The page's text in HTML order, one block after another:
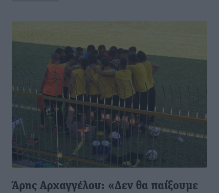
Άρης Αρχαγγέλου: «Δεν θα παίξουμε